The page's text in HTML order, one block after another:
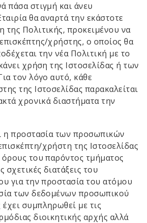
πάσα στιγμή και άνευ
θα αναρτά την εκάστοτε
της Πολιτικής, προκειμένου να
χρήστης, ο οποίος θα
την νέα Πολιτική με το
χρήση της Ιστοσελίδας ή των
τον λόγο αυτό, κάθε
της Ιστοσελίδας παρακαλείται
χρονικά διαστήματα την
η προστασία των προσωπικών
χρήστη της Ιστοσελίδας
όρους του παρόντος τμήματος
σχετικές διατάξεις του
για την προστασία του ατόμου
των δεδομένων προσωπικού
συμπληρωθεί με τις
διοικητικής αρχής αλλά